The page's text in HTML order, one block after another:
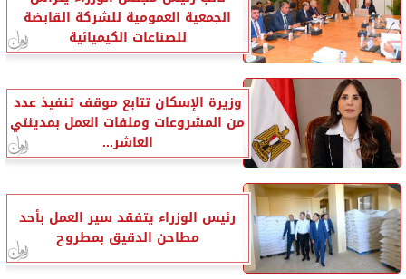
الجمعية العمومية للشركة القابضة
للصناعات الكيميائية
وزيرة الإسكان تتابع موقف تنفيذ عدد
من المشروعات وملفات العمل بمدينتي
العاشر...
رئيس الوزراء يتفقد سير العمل بأحد
مطاحن الدقيق بمطروح